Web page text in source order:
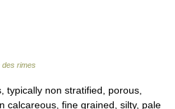
des rimes
non stratified, porous,
calcareous, fine grained, silty, pale